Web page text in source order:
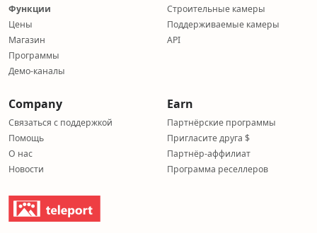
Функции
Цены
Магазин
Программы
Демо-каналы
Строительные камеры
Поддерживаемые камеры
API
Company
Связаться с поддержкой
Помощь
О нас
Новости
Earn
Партнёрские программы
Пригласите друга $
Партнёр-аффилиат
Программа реселлеров